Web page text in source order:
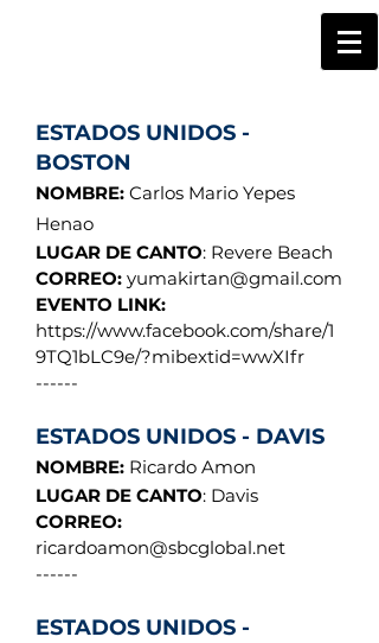
ESTADOS UNIDOS -
BOSTON
NOMBRE: Carlos Mario Yepes
Henao
LUGAR DE CANTO: Revere Beach
CORREO: yumakirtan@gmail.com
EVENTO LINK:
https://www.facebook.com/share/1
9TQ1bLC9e/?mibextid=wwXIfr
------
ESTADOS UNIDOS - DAVIS
NOMBRE: Ricardo Amon
LUGAR DE CANTO: Davis
CORREO:
ricardoamon@sbcglobal.net
------
ESTADOS UNIDOS -